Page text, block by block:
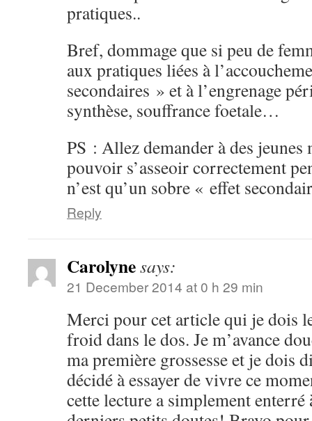
pratiques..
Bref, dommage que si peu de
aux pratiques liées à
secondaires » et à l’engrenage
synthèse, souffrance foetale…
PS : Allez demander à des jeunes
pouvoir s’asseoir correctement
n’est qu’un sobre « effet
Reply
Carolynesays:
21 December 2014 at 0 h 29 min
Merci pour cet article qui je dois
froid dans le dos. Je m’avance
ma première grossesse et je dois
décidé à essayer de vivre ce
cette lecture a simplement